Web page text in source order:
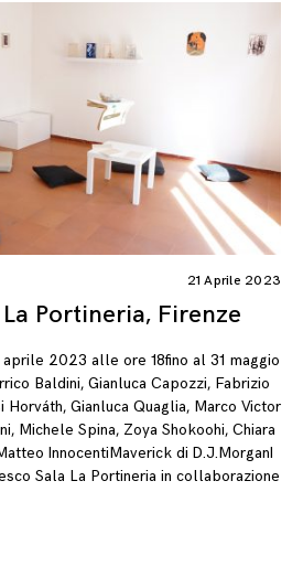
21 Aprile 2023
Portineria, Firenze
aprile 2023 alle ore 18fino al 31 maggio
Baldini, Gianluca Capozzi, Fabrizio
Horváth, Gianluca Quaglia, Marco Victor
Michele Spina, Zoya Shokoohi, Chiara
InnocentiMaverick di D.J.MorganI
Sala La Portineria in collaborazione